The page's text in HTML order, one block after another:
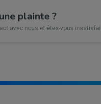
plainte ?
avec nous et êtes-vous